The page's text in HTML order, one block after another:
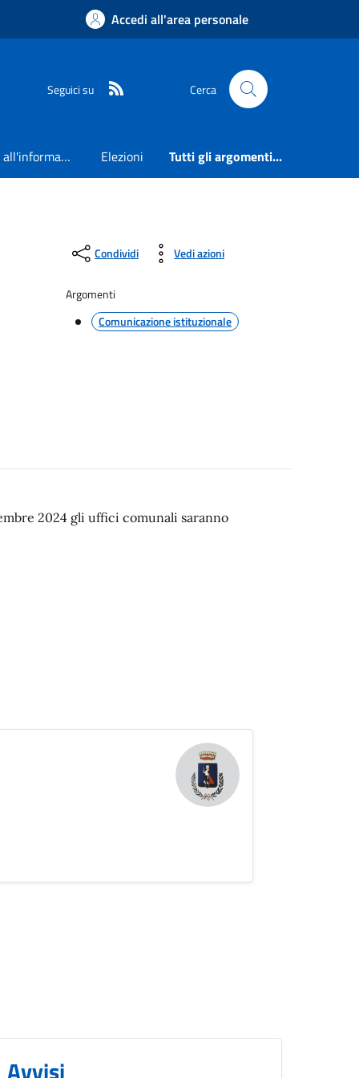
Accedi all'area personale
Seguici su Cerca
Accesso all'informazione Elezioni Tutti gli argomenti...
Condividi Vedi azioni
Argomenti
Comunicazione istituzionale
2024 gli uffici comunali saranno
Avvisi